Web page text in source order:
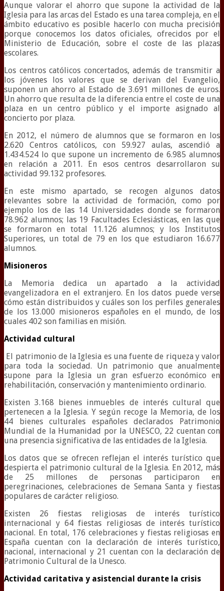
Aunque valorar el ahorro que supone la actividad de la
Iglesia para las arcas del Estado es una tarea compleja, en el
ámbito educativo es posible hacerlo con mucha precisión
porque conocemos los datos oficiales, ofrecidos por el
Ministerio de Educación, sobre el coste de las plazas
escolares.
Los centros católicos concertados, además de transmitir a
los jóvenes los valores que se derivan del Evangelio,
suponen un ahorro al Estado de 3.691 millones de euros.
Un ahorro que resulta de la diferencia entre el coste de una
plaza en un centro público y el importe asignado al
concierto por plaza.
En 2012, el número de alumnos que se formaron en los
2.620 Centros católicos, con 59.927 aulas, ascendió a
1.434.524 lo que supone un incremento de 6.985 alumnos
en relación a 2011. En esos centros desarrollaron su
actividad 99.132 profesores.
En este mismo apartado, se recogen algunos datos
relevantes sobre la actividad de formación, como por
ejemplo los de las 14 Universidades donde se formaron
78.962 alumnos; las 19 Facultades Eclesiásticas, en las que
se formaron en total 11.126 alumnos; y los Institutos
Superiores, un total de 79 en los que estudiaron 16.677
alumnos.
Misioneros
La Memoria dedica un apartado a la actividad
evangelizadora en el extranjero. En los datos puede verse
cómo están distribuidos y cuáles son los perfiles generales
de los 13.000 misioneros españoles en el mundo, de los
cuales 402 son familias en misión.
Actividad cultural
El patrimonio de la Iglesia es una fuente de riqueza y valor
para toda la sociedad. Un patrimonio que anualmente
supone para la Iglesia un gran esfuerzo económico en
rehabilitación, conservación y mantenimiento ordinario.
Existen 3.168 bienes inmuebles de interés cultural que
pertenecen a la Iglesia. Y según recoge la Memoria, de los
44 bienes culturales españoles declarados Patrimonio
Mundial de la Humanidad por la UNESCO, 22 cuentan con
una presencia significativa de las entidades de la Iglesia.
Los datos que se ofrecen reflejan el interés turístico que
despierta el patrimonio cultural de la Iglesia. En 2012, más
de 25 millones de personas participaron en
peregrinaciones, celebraciones de Semana Santa y fiestas
populares de carácter religioso.
Existen 26 fiestas religiosas de interés turístico
internacional y 64 fiestas religiosas de interés turístico
nacional. En total, 176 celebraciones y fiestas religiosas en
España cuentan con la declaración de interés turístico,
nacional, internacional y 21 cuentan con la declaración de
Patrimonio Cultural de la Unesco.
Actividad caritativa y asistencial durante la crisis